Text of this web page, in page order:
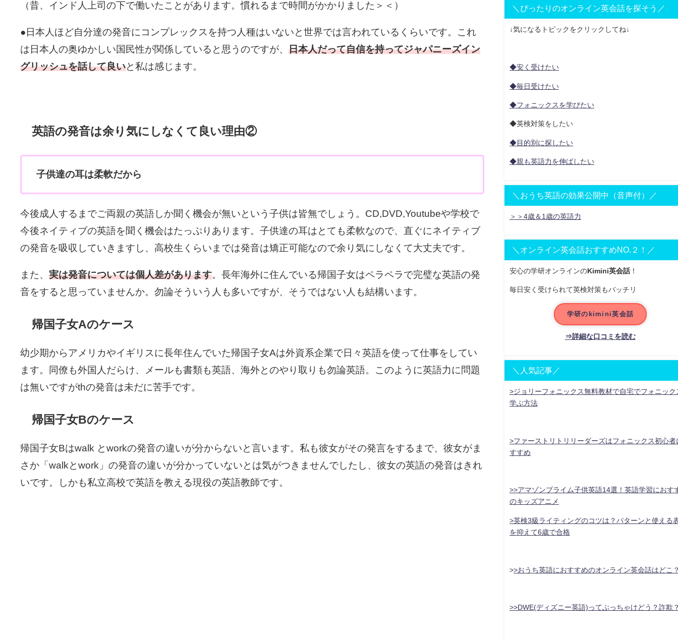
（昔、インド人上司の下で働いたことがあります。慣れるまで時間がかかりました＞＜）
●日本人ほど自分達の発音にコンプレックスを持つ人種はいないと世界では言われているくらいです。これ
は日本人の奥ゆかしい国民性が関係していると思うのですが、 日本人だって自信を持ってジャパニーズイン
グリッシュを話して良いと私は感じます。
英語の発音は余り気にしなくて良い理由②
子供達の耳は柔軟だから
今後成人するまでご両親の英語しか聞く機会が無いという子供は皆無でしょう。CD,DVD,Youtubeや学校で
今後ネイティブの英語を聞く機会はたっぷりあります。子供達の耳はとても柔軟なので、直ぐにネイティブ
の発音を吸収していきますし、高校生くらいまでは発音は矯正可能なので余り気にしなくて大丈夫です。
また、 実は発音については個人差があります。長年海外に住んでいる帰国子女はペラペラで完璧な英語の発
音をすると思っていませんか。勿論そういう人も多いですが、そうではない人も結構います。
帰国子女Aのケース
幼少期からアメリカやイギリスに長年住んでいた帰国子女Aは外資系企業で日々英語を使って仕事をしてい
ます。同僚も外国人だらけ、メールも書類も英語、海外とのやり取りも勿論英語。このように英語力に問題
は無いですがthの発音は未だに苦手です。
帰国子女Bのケース
帰国子女Bはwalk とworkの発音の違いが分からないと言います。私も彼女がその発言をするまで、彼女がま
さか「walkとwork」の発音の違いが分かっていないとは気がつきませんでしたし、彼女の英語の発音はきれ
いです。しかも私立高校で英語を教える現役の英語教師です。
＼ぴったりのオンライン英会話を探そう／
↓気になるトピックをクリックしてね↓
◆安く受けたい
◆毎日受けたい
◆フォニックスを学びたい
◆英検対策をしたい
◆目的別に探したい
◆親も英語力を伸ばしたい
＼おうち英語の効果公開中（音声付）／
＞＞4歳＆1歳の英語力
＼オンライン英会話おすすめNO.２！／
安心の学研オンラインの Kimini英会話！
毎日安く受けられて英検対策もバッチリ
学研のkimini英会話
⇒詳細な口コミを読む
＼人気記事／
>ジョリーフォニックス無料教材で自宅でフォニック
学ぶ方法
>ファーストリトリリーダーズはフォニックス初心者
すすめ
>>アマゾンプライム子供英語14選！英語学習におす
のキッズアニメ
>英検3級ライティングのコツは？パターンと使える
を抑えて6歳で合格
>>おうち英語におすすめのオンライン英会話はどこ
>>DWE(ディズニー英語)ってぶっちゃけどう？詐欺